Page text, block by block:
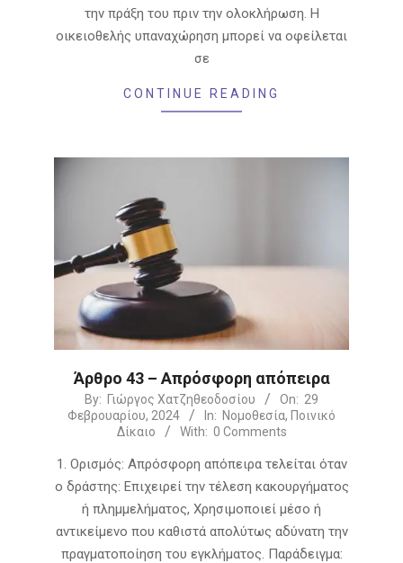
την πράξη του πριν την ολοκλήρωση. Η
οικειοθελής υπαναχώρηση μπορεί να οφείλεται
σε
CONTINUE READING
Άρθρο 43 – Απρόσφορη απόπειρα
2024-
02-
By: Γιώργος Χατζηθεοδοσίου On: 29
Φεβρουαρίου, 2024
In: Νομοθεσία, Ποινικό
Δίκαιο
With: 0 Comments
1. Ορισμός: Απρόσφορη απόπειρα τελείται όταν
ο δράστης: Επιχειρεί την τέλεση κακουργήματος
ή πλημμελήματος, Χρησιμοποιεί μέσο ή
αντικείμενο που καθιστά απολύτως αδύνατη την
πραγματοποίηση του εγκλήματος. Παράδειγμα: